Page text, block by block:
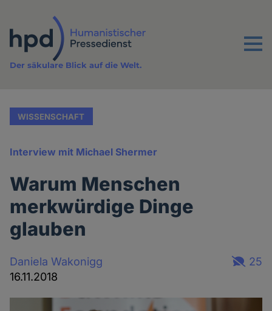
Inhalt
Menu
Der säkulare Blick auf die Welt.
WISSENSCHAFT
Interview mit Michael Shermer
Warum Menschen
merkwürdige Dinge
glauben
Daniela Wakonigg
16.11.2018
25